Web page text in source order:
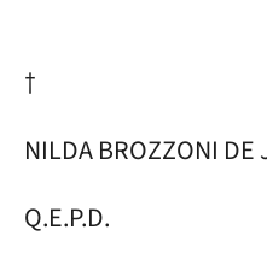
†
NILDA BROZZONI DE
Q.E.P.D.